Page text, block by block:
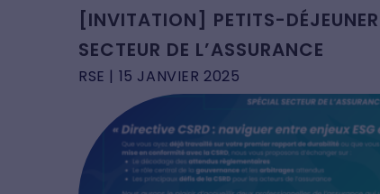
[INVITATION] PETITS-
SECTEUR DE L’ASSURANCE
RSE | 15 JANVIER 2025